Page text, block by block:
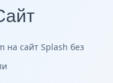
на сайт Splash без